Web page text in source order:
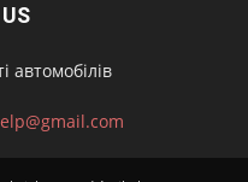
автомобілів